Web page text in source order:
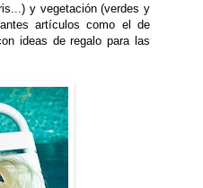
y vegetación (verdes y
artículos como el de
ideas de regalo para las